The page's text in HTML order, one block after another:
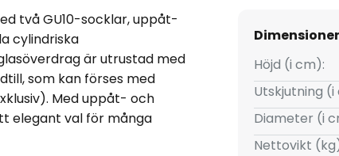
två GU10-socklar, uppåt-
cylindriska
är utrustad med
som kan förses med
Med uppåt- och
elegant val för många
IP54
Dimensioner
Höjd (i cm):
Utskjutning (i
Diameter (i
Nettovikt